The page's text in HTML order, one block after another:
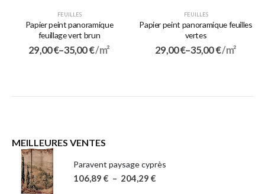
FEUILLES
Papier peint panoramique
feuillage vert brun
29,00€–35,00€/ m²
FEUILLES
Papier peint panoramique feuilles
vertes
29,00€–35,00€/ m²
MEILLEURES VENTES
Paravent paysage cyprès
106,89 € – 204,29 €